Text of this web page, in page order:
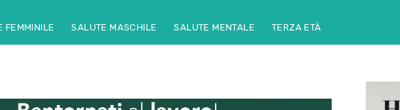
FEMMINILE SALUTE MASCHILE SALUTE MENTALE TERZA ETÀ